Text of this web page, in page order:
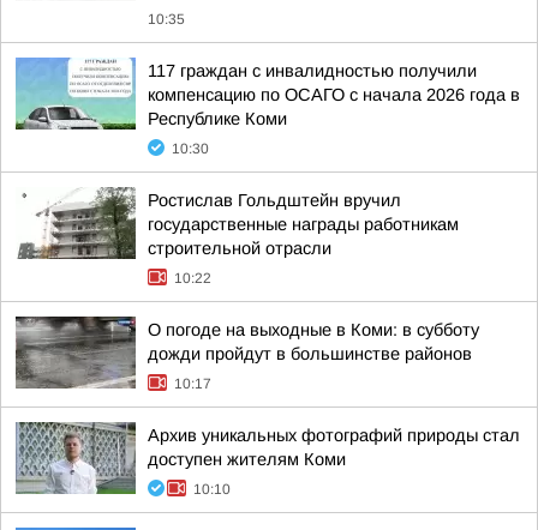
10:35
117 граждан с инвалидностью получили
компенсацию по ОСАГО с начала 2026 года в
Республике Коми
10:30
Ростислав Гольдштейн вручил
государственные награды работникам
строительной отрасли
10:22
О погоде на выходные в Коми: в субботу
дожди пройдут в большинстве районов
10:17
Архив уникальных фотографий природы стал
доступен жителям Коми
10:10